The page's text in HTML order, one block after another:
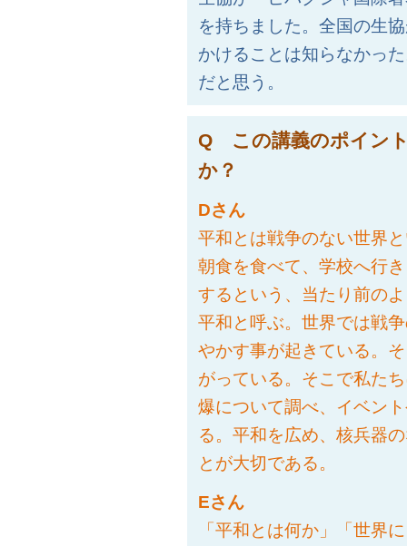
を持ちました。全国の生
かけることは知らなかっ
だと思う。
Q この講義のポイン
か？
Dさん
平和とは戦争のない世界
朝食を食べて、学校へ行
するという、当たり前の
平和と呼ぶ。世界では戦
やかす事が起きている。
がっている。そこで私た
爆について調べ、イベン
る。平和を広め、核兵器
とが大切である。
Eさん
「平和とは何か」「世界